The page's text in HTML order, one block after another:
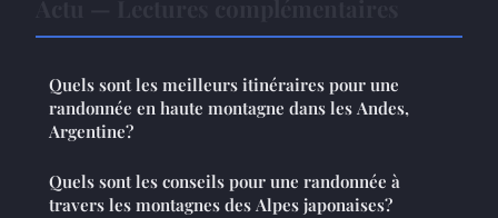
Quels sont les meilleurs itinéraires pour une
randonnée en haute montagne dans les Andes,
Argentine?
Quels sont les conseils pour une randonnée à
travers les montagnes des Alpes japonaises?